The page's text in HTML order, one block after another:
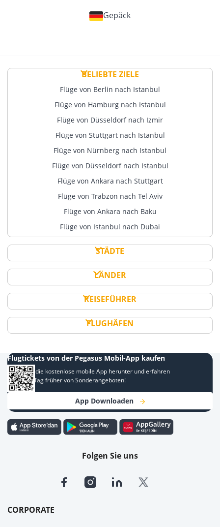
Gepäck
BELIEBTE ZIELE
Flüge von Berlin nach Istanbul
Flüge von Hamburg nach Istanbul
Flüge von Düsseldorf nach Izmir
Flüge von Stuttgart nach Istanbul
Flüge von Nürnberg nach Istanbul
Flüge von Düsseldorf nach Istanbul
Flüge von Ankara nach Stuttgart
Flüge von Trabzon nach Tel Aviv
Flüge von Ankara nach Baku
Flüge von Istanbul nach Dubai
STÄDTE
LÄNDER
REISEFÜHRER
FLUGHÄFEN
CORPORATE
Flugtickets von der Pegasus Mobil-App kaufen
Laden Sie die kostenlose mobile App herunter und erfahren
Sie einen Tag früher von Sonderangeboten!
App Downloaden
Folgen Sie uns